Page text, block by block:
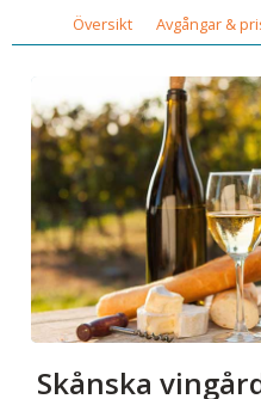
Översikt Avgångar &
Skånska